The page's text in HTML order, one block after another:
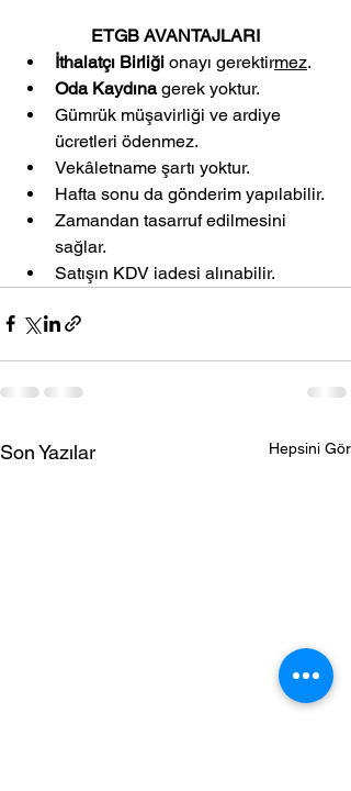
ETGB AVANTAJLARI
İthalatçı Birliği onayı gerektirmez.
Oda Kaydına gerek yoktur.
Gümrük müşavirliği ve ardiye
ücretleri ödenmez.
Vekâletname şartı yoktur.
Hafta sonu da gönderim yapılabilir.
Zamandan tasarruf edilmesini
sağlar.
Satışın KDV iadesi alınabilir.
Son Yazılar Hepsini Gör